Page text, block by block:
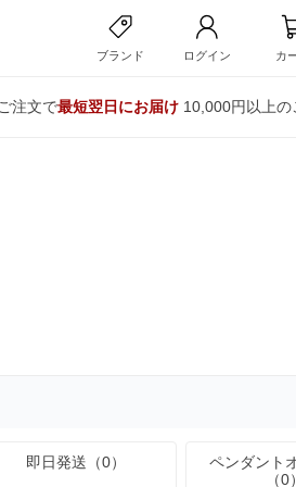
ブランド ログイン カ
注文で最短翌日にお届け10,000円以上の
即日発送（0）
ペンダント
（0）